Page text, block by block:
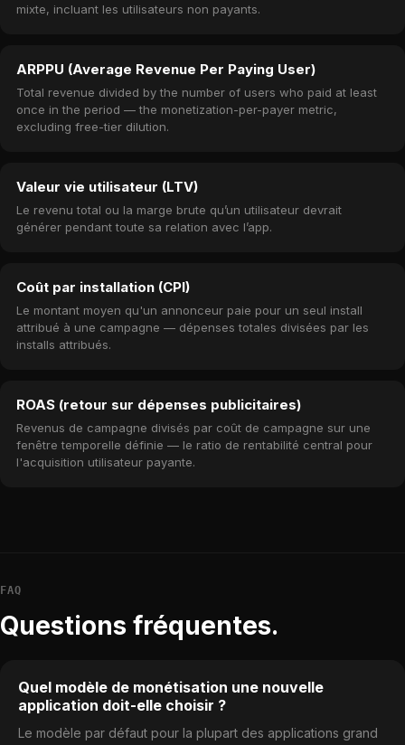
mixte, incluant les utilisateurs non payants.
ARPPU (Average Revenue Per Paying User)
Total revenue divided by the number of users who paid at least
once in the period — the monetization-per-payer metric,
excluding free-tier dilution.
Valeur vie utilisateur (LTV)
Le revenu total ou la marge brute qu’un utilisateur devrait
générer pendant toute sa relation avec l’app.
Coût par installation (CPI)
Le montant moyen qu'un annonceur paie pour un seul install
attribué à une campagne — dépenses totales divisées par les
installs attribués.
ROAS (retour sur dépenses publicitaires)
Revenus de campagne divisés par coût de campagne sur une
fenêtre temporelle définie — le ratio de rentabilité central pour
l'acquisition utilisateur payante.
FAQ
Questions fréquentes.
Quel modèle de monétisation une nouvelle
application doit-elle choisir ?
Le modèle par défaut pour la plupart des applications grand